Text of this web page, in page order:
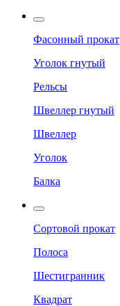
Фасонный прокат
Уголок гнутый
Рельсы
Швеллер гнутый
Швеллер
Уголок
Балка
Сортовой прокат
Полоса
Шестигранник
Квадрат